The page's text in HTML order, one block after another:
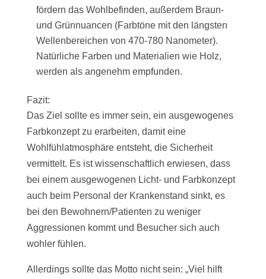
fördern das Wohlbefinden, außerdem Braun-
und Grünnuancen (Farbtöne mit den längsten
Wellenbereichen von 470-780 Nanometer).
Natürliche Farben und Materialien wie Holz,
werden als angenehm empfunden.
Fazit:
Das Ziel sollte es immer sein, ein ausgewogenes
Farbkonzept zu erarbeiten, damit eine
Wohlfühlatmosphäre entsteht, die Sicherheit
vermittelt. Es ist wissenschaftlich erwiesen, dass
bei einem ausgewogenen Licht- und Farbkonzept
auch beim Personal der Krankenstand sinkt, es
bei den Bewohnern/Patienten zu weniger
Aggressionen kommt und Besucher sich auch
wohler fühlen.
Allerdings sollte das Motto nicht sein: „Viel hilft